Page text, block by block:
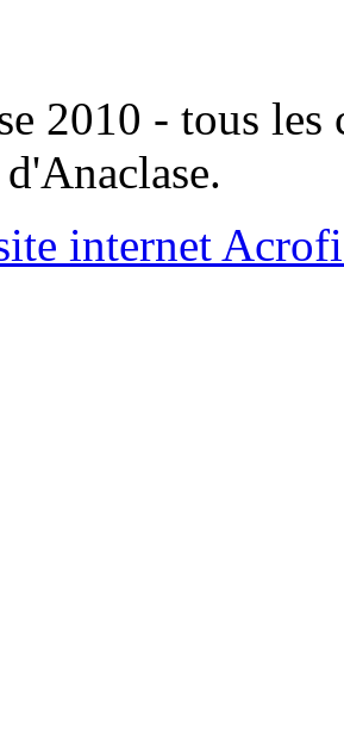
2010 - tous les
internet